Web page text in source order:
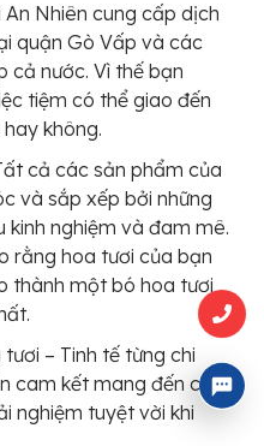
Nhiên cung cấp dịch
quận Gò Vấp và các
cả nước. Vì thế bạn
tiệm có thể giao đến
không.
cả các sản phẩm của
và sắp xếp bởi những
nghiệm và đam mê.
rằng hoa tươi của bạn
thành một bó hoa tươi
– Tinh tế từng chi
cam kết mang đến cho
nghiệm tuyệt vời khi